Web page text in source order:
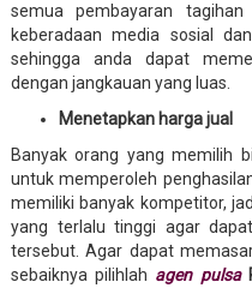
semua pembayaran
keberadaan media sosial
sehingga anda dapat
dengan jangkauan yang luas.
Menetapkan harga jual
Banyak orang yang memilih
untuk memperoleh
memiliki banyak kompetitor,
yang terlalu tinggi agar
tersebut. Agar dapat
sebaiknya pilihlah agen pulsa